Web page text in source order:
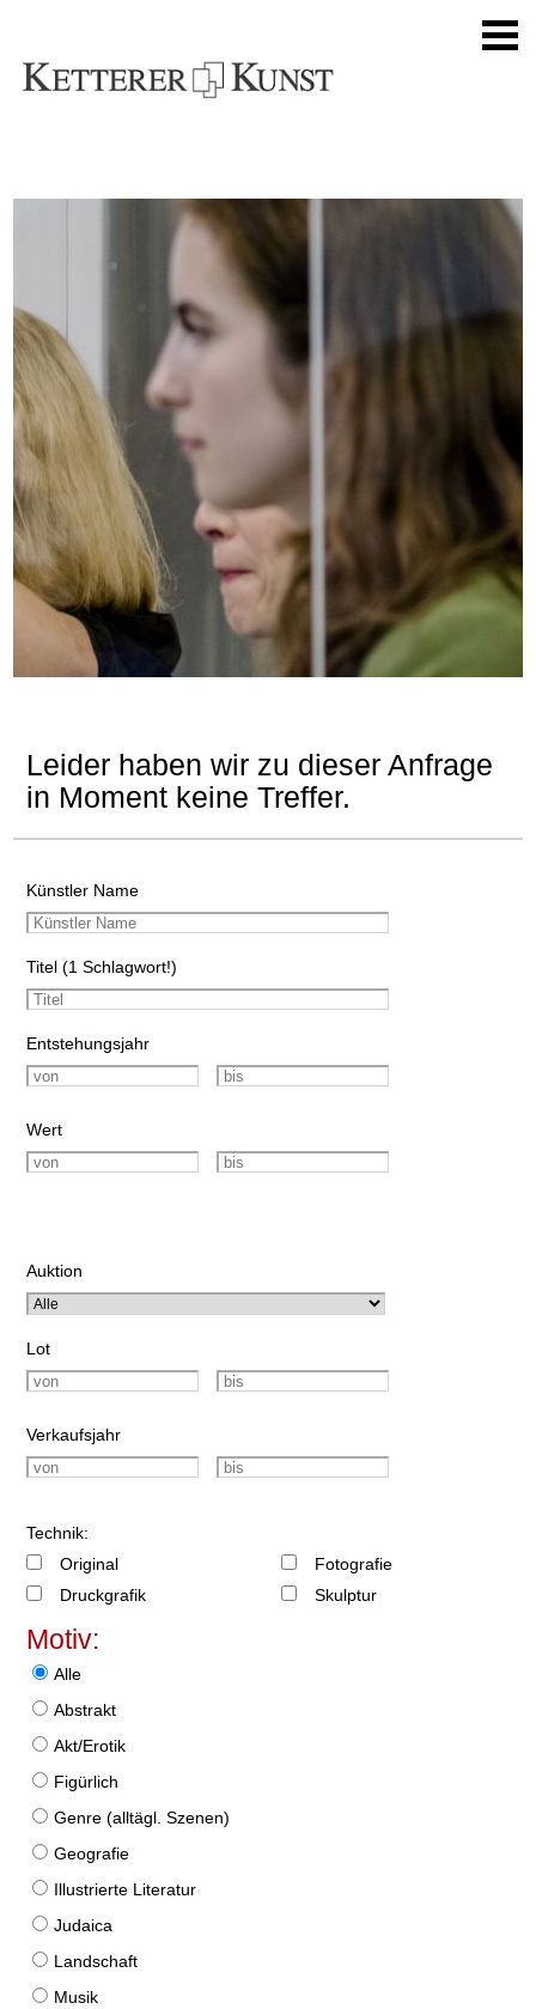
Leider haben wir zu dieser Anfrage
in Moment keine Treffer.
Künstler Name
Titel (1 Schlagwort!)
Entstehungsjahr
Wert
Auktion
Lot
Verkaufsjahr
Technik:
Original
Druckgrafik
Fotografie
Skulptur
Motiv:
Alle
Abstrakt
Akt/Erotik
Figürlich
Genre (alltägl. Szenen)
Geografie
Illustrierte Literatur
Judaica
Landschaft
Musik